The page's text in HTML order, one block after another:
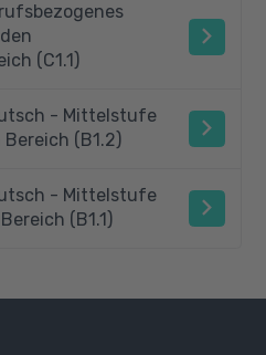
(C1.1)
- Mittelstufe
(B1.2)
- Mittelstufe
(B1.1)